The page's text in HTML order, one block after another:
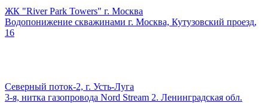
ЖК "River Park Towers" г. Москва
Водопонижение скважинами г. Москва, Кутузовский проезд,
16
Северный поток-2, г. Усть-Луга
3-я, нитка газопровода Nord Stream 2. Ленинградская обл.